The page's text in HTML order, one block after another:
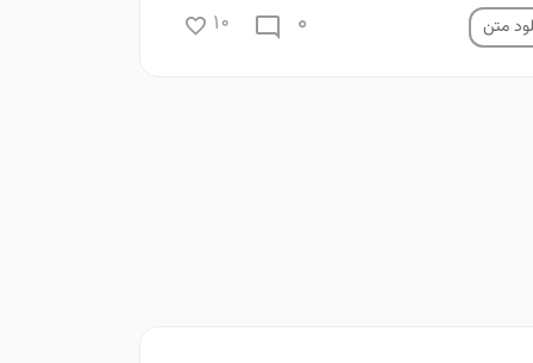
متن 0
10